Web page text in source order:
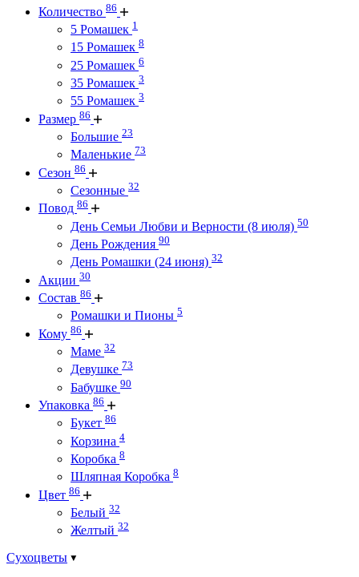
Количество 86
5 Ромашек 1
15 Ромашек 8
25 Ромашек 6
35 Ромашек 3
55 Ромашек 3
Размер 86
Большие 23
Маленькие 73
Сезон 86
Сезонные 32
Повод 86
День Семьи Любви и Верности (8 июля) 50
День Рождения 90
День Ромашки (24 июня) 32
Акции 30
Состав 86
Ромашки и Пионы 5
Кому 86
Маме 32
Девушке 73
Бабушке 90
Упаковка 86
Букет 86
Корзина 4
Коробка 8
Шляпная Коробка 8
Цвет 86
Белый 32
Желтый 32
Сухоцветы